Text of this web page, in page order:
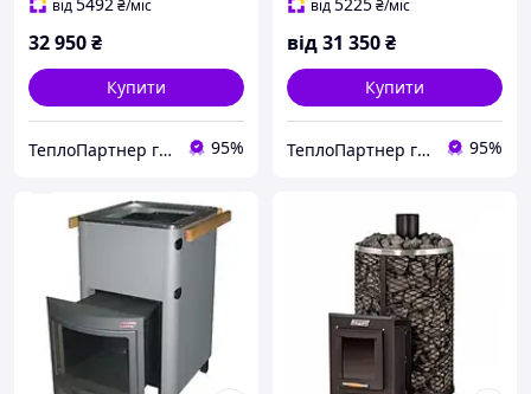
від ₴/міс
32 950₴
Купити
ТеплоПартнер група компаній 95%
від ₴/міс
від31 350₴
Купити
ТеплоПартнер група компаній 95%